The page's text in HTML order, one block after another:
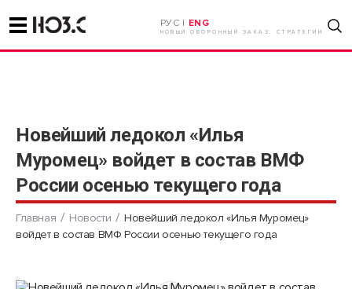
РУС | ENG
НОВЫЙ ОБОРОННЫЙ ЗАКАЗ. СТРАТЕГИИ
Новейший ледокол «Илья
Муромец» войдет в состав ВМФ
России осенью текущего года
Главная Новости
Новейший ледокол «Илья Муромец»
войдет в состав ВМФ России осенью текущего года